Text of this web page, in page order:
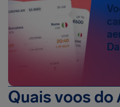
Quais voos